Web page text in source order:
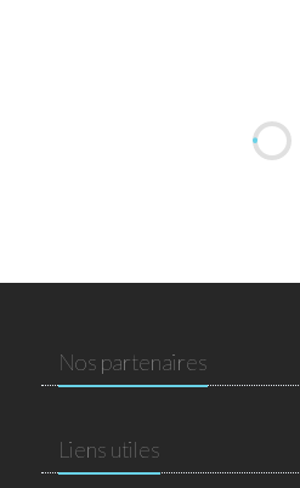
Nos partenaires
Liens utiles